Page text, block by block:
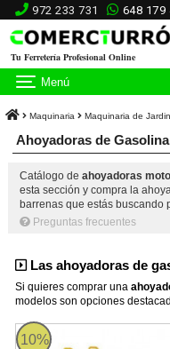
972 233 731 648 179
Tu Ferretería Profesional Online
Menú
Maquinaria Maquinaria de
Ahoyadoras de
Catálogo de ahoyadoras
esta sección y compra la
barrenas que estás buscando
Preguntas frecuentes
Las ahoyadoras de
Si quieres comprar una
modelos son opciones
10%
AUGER 1211TG-V20